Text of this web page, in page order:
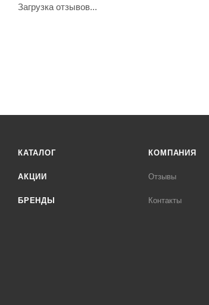
Загрузка отзывов...
КАТАЛОГ
АКЦИИ
БРЕНДЫ
КОМПАНИЯ
Отзывы
Контакты